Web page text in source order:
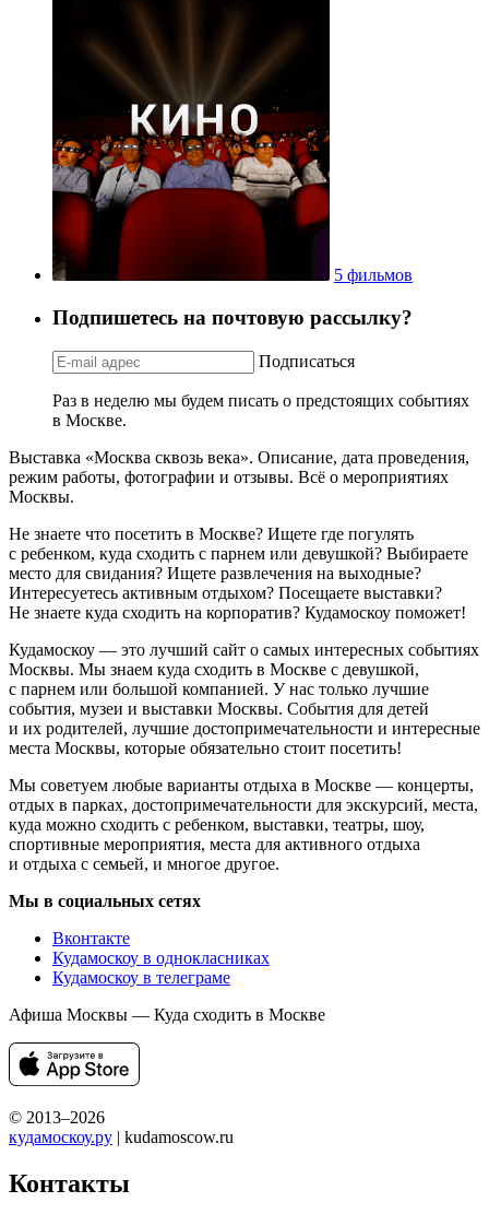
5 фильмов
Подпишетесь на почтовую рассылку?
Подписаться
Раз в неделю мы будем писать о предстоящих событиях
в Москве.
Выставка «Москва сквозь века». Описание, дата проведения,
режим работы, фотографии и отзывы. Всё о мероприятиях
Москвы.
Не знаете что посетить в Москве? Ищете где погулять
с ребенком, куда сходить с парнем или девушкой? Выбираете
место для свидания? Ищете развлечения на выходные?
Интересуетесь активным отдыхом? Посещаете выставки?
Не знаете куда сходить на корпоратив? Кудамоскоу поможет!
Кудамоскоу — это лучший сайт о самых интересных событиях
Москвы. Мы знаем куда сходить в Москве с девушкой,
с парнем или большой компанией. У нас только лучшие
события, музеи и выставки Москвы. События для детей
и их родителей, лучшие достопримечательности и интересные
места Москвы, которые обязательно стоит посетить!
Мы советуем любые варианты отдыха в Москве — концерты,
отдых в парках, достопримечательности для экскурсий, места,
куда можно сходить с ребенком, выставки, театры, шоу,
спортивные мероприятия, места для активного отдыха
и отдыха с семьей, и многое другое.
Мы в социальных сетях
Вконтакте
Кудамоскоу в однокласниках
Кудамоскоу в телеграме
Афиша Москвы — Куда сходить в Москве
© 2013–2026
кудамоскоу.ру | kudamoscow.ru
Контакты